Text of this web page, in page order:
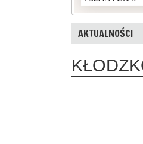
AKTUALNOŚCI